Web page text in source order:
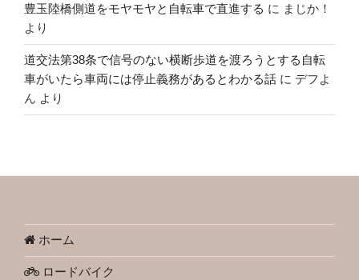
豊玉陸橋側道をモヤモヤと自転車で直進する に まじか！
より
道交法第38条で信号のない横断歩道を渡ろうとする自転
車がいたら車両には停止義務があるとわかる話 に デフよ
ん より
ホーム
ロードバイク